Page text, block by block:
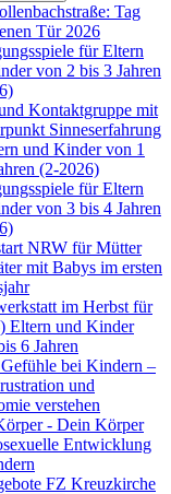
Tag
Tür 2026
für Eltern
von 2 bis 3 Jahren
Kontaktgruppe mit
Sinneserfahrung
und Kinder von 1
(2-2026)
für Eltern
von 3 bis 4 Jahren
NRW für Mütter
mit Babys im ersten
im Herbst für
Eltern und Kinder
6 Jahren
Gefühle bei Kindern –
und
verstehen
- Dein Körper
Entwicklung
FZ Kreuzkirche